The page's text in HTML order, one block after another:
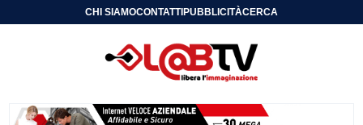
CHI SIAMOCONTATTIPUBBLICITÀCERCA